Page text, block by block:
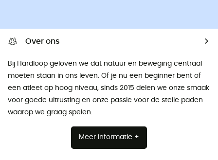
Over ons
Bij Hardloop geloven we dat natuur en beweging centraal
moeten staan ​​in ons leven. Of je nu een beginner bent of
een atleet op hoog niveau, sinds 2015 delen we onze smaak
voor goede uitrusting en onze passie voor de steile paden
waarop we graag spelen.
Meer informatie +